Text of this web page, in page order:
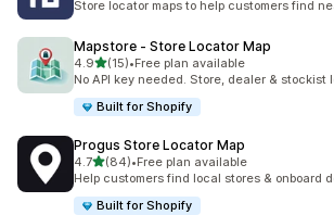
Store locator maps to help customers find
Mapstore ‑ Store Locator Map
4.9เต็ม 5 ดาว
(15)
ทั้งหมด 15 รีวิว
•Free plan available
No API key needed. Store, dealer & stockist
Built for Shopify
Progus Store Locator Map
4.7เต็ม 5 ดาว
(84)
ทั้งหมด 84 รีวิว
•Free plan available
Help customers find local stores & onboard
Built for Shopify